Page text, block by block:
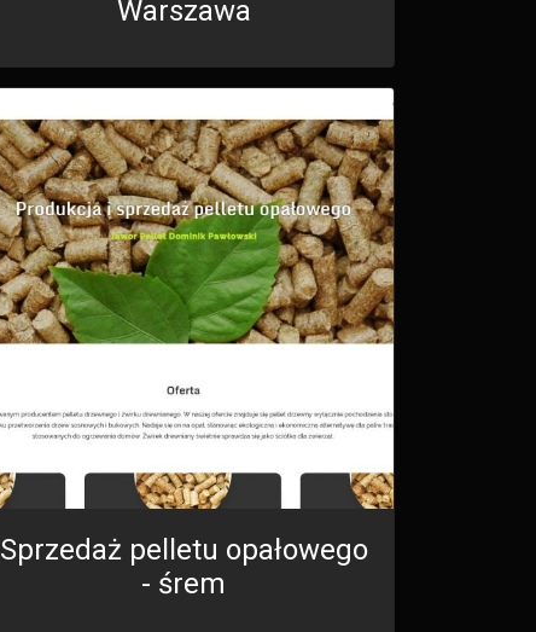
Warszawa
Sprzedaż pelletu opałowego
- śrem